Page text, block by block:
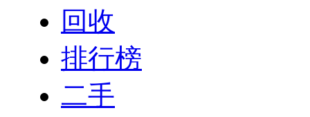
回收
排行榜
二手